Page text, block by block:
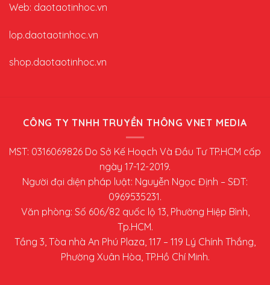
Web: daotaotinhoc.vn
lop.daotaotinhoc.vn
shop.daotaotinhoc.vn
CÔNG TY TNHH TRUYỀN THÔNG VNET MEDIA
MST: 0316069826 Do Sở Kế Hoạch Và Đầu Tư TP.HCM cấp
ngày 17-12-2019.
Người đại diện pháp luật: Nguyễn Ngọc Định – SĐT:
0969535231.
Văn phòng: Số 606/82 quốc lộ 13, Phường Hiệp Bình,
Tp.HCM.
Tầng 3, Tòa nhà An Phú Plaza, 117 – 119 Lý Chính Thắng,
Phường Xuân Hòa, TP.Hồ Chí Minh.